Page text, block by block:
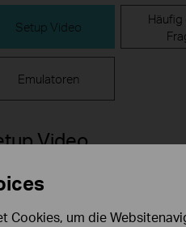
Setup Video
Emulatoren
Video
Cookies, um die